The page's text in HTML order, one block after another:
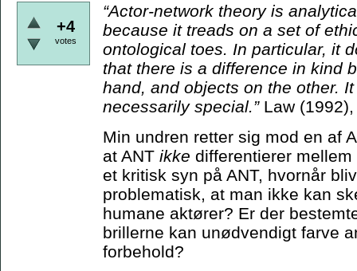
+4
votes
“Actor-network theory is
because it treads on a set of
ontological toes. In particular, it
that there is a difference in kind
hand, and objects on the other.
necessarily special.” Law
Min undren retter sig mod en af
at ANT ikke differentierer
et kritisk syn på ANT, hvornår
problematisk, at man ikke kan
humane aktører? Er der
brillerne kan unødvendigt farve
forbehold?